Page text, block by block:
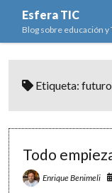
Esfera TIC
Blog sobre educación y
Educación y TIC
Escuela de
Espacios
menu
Ciencias
Ed. Plástica y
Informática
open
menu
Imagen digital
Matemáticas
Etiqueta:futuro
Todo
Enrique Benimeli